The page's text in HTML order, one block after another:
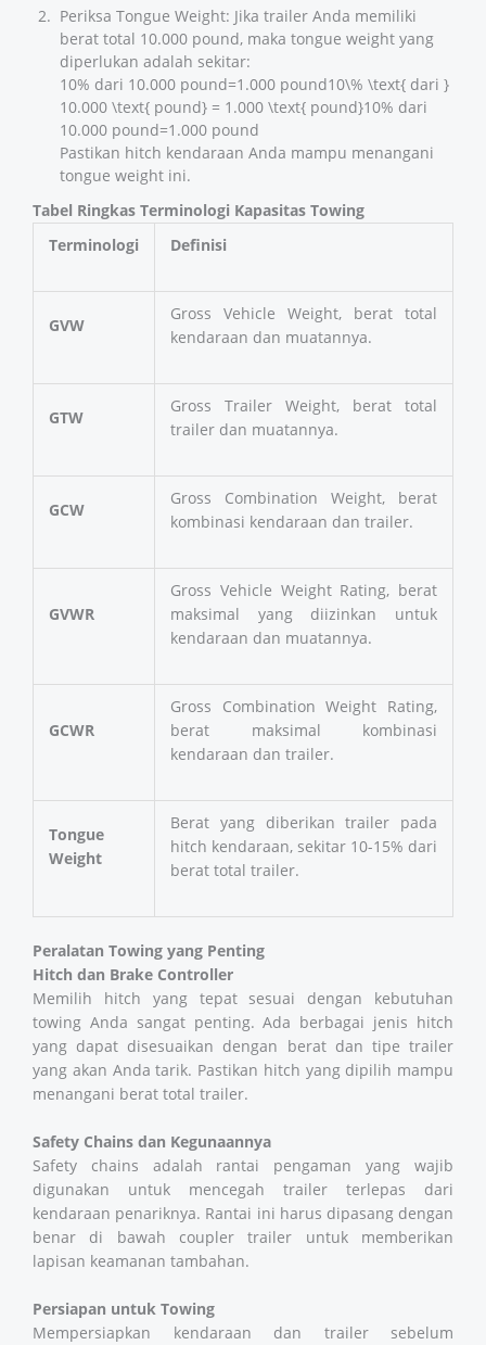
Periksa Tongue Weight: Jika trailer Anda memiliki
berat total 10.000 pound, maka tongue weight yang
diperlukan adalah sekitar:
10% dari 10.000 pound=1.000 pound10\% \text{ dari }
10.000 \text{ pound} = 1.000 \text{ pound}10% dari
10.000 pound=1.000 pound
Pastikan hitch kendaraan Anda mampu menangani
tongue weight ini.
Tabel Ringkas Terminologi Kapasitas Towing
Terminologi
Definisi
GVW
Gross Vehicle Weight, berat total
kendaraan dan muatannya.
GTW
Gross Trailer Weight, berat total
trailer dan muatannya.
GCW
Gross Combination Weight, berat
kombinasi kendaraan dan trailer.
GVWR
Gross Vehicle Weight Rating, berat
maksimal yang diizinkan untuk
kendaraan dan muatannya.
GCWR
Gross Combination Weight Rating,
berat maksimal kombinasi
kendaraan dan trailer.
Tongue
Weight
Berat yang diberikan trailer pada
hitch kendaraan, sekitar 10-15% dari
berat total trailer.
Peralatan Towing yang Penting
Hitch dan Brake Controller
Memilih hitch yang tepat sesuai dengan kebutuhan
towing Anda sangat penting. Ada berbagai jenis hitch
yang dapat disesuaikan dengan berat dan tipe trailer
yang akan Anda tarik. Pastikan hitch yang dipilih mampu
menangani berat total trailer​​.
Safety Chains dan Kegunaannya
Safety chains adalah rantai pengaman yang wajib
digunakan untuk mencegah trailer terlepas dari
kendaraan penariknya. Rantai ini harus dipasang dengan
benar di bawah coupler trailer untuk memberikan
lapisan keamanan tambahan​​.
Persiapan untuk Towing
Mempersiapkan kendaraan dan trailer sebelum